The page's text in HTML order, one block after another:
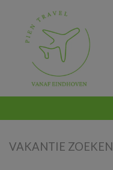
content
VAKANTIE ZOEKEN